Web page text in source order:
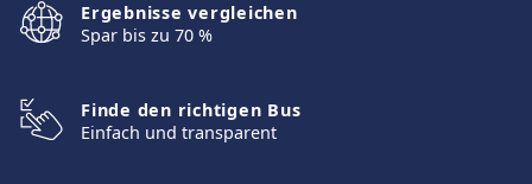
Ergebnisse vergleichen
Spar bis zu 70 %
Finde den richtigen Bus
Einfach und transparent